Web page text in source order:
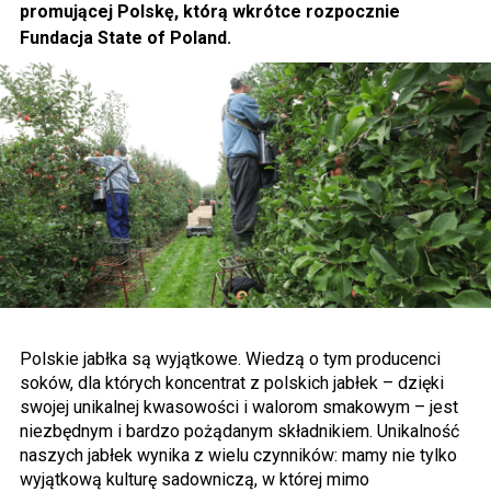
promującej Polskę, którą wkrótce rozpocznie
Fundacja State of Poland.
Polskie jabłka są wyjątkowe. Wiedzą o tym producenci
soków, dla których koncentrat z polskich jabłek – dzięki
swojej unikalnej kwasowości i walorom smakowym – jest
niezbędnym i bardzo pożądanym składnikiem. Unikalność
naszych jabłek wynika z wielu czynników: mamy nie tylko
wyjątkową kulturę sadowniczą, w której mimo